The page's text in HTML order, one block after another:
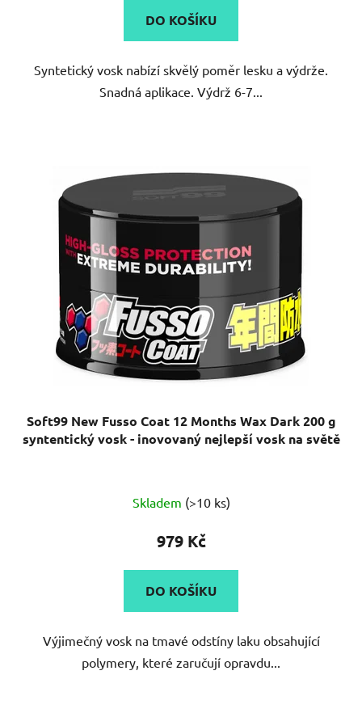
DO KOŠÍKU
Syntetický vosk nabízí skvělý poměr lesku a výdrže.
Snadná aplikace. Výdrž 6-7...
Soft99 New Fusso Coat 12 Months Wax Dark 200 g
syntentický vosk - inovovaný nejlepší vosk na světě
hodnocení
produktu
5,0
z
hvězdiček.
Skladem (>10 ks)
979 Kč
DO KOŠÍKU
Výjimečný vosk na tmavé odstíny laku obsahující
polymery, které zaručují opravdu...